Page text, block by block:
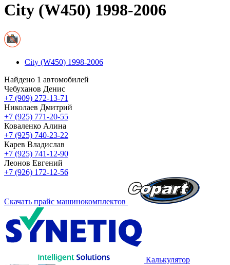
City (W450) 1998-2006
City (W450) 1998-2006
Найдено 1 автомобилей
Чебуханов Денис
+7 (909) 272-13-71
Николаев Дмитрий
+7 (925) 771-20-55
Коваленко Алина
+7 (925) 740-23-22
Карев Владислав
+7 (925) 741-12-90
Леонов Евгений
+7 (926) 172-12-56
Скачать прайс машинокомплектов
Калькулятор